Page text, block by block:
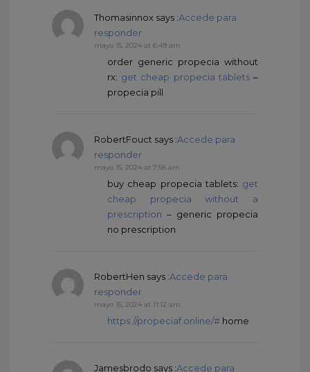
Thomasinnox says :Accede para
responder
mayo 15, 2024 at 6:49 am
order generic propecia without
rx: get cheap propecia tablets–
propecia pill
RobertFouct says :Accede para
responder
mayo 15, 2024 at 7:58 am
buy cheap propecia tablets: get
cheap propecia without a
prescription – generic propecia
no prescription
RobertHen says :Accede para
responder
mayo 15, 2024 at 11:12 am
https://propeciaf.online/# home
Jamesbrodo says :Accede para